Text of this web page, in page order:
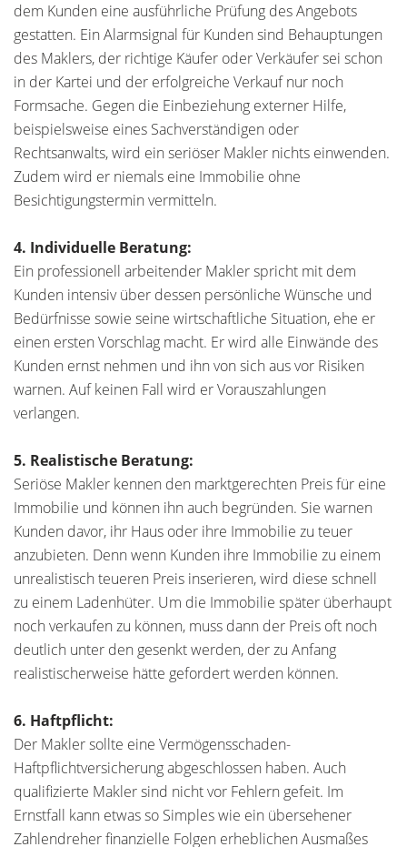
dem Kunden eine ausführliche Prüfung des Angebots
gestatten. Ein Alarmsignal für Kunden sind Behauptungen
des Maklers, der richtige Käufer oder Verkäufer sei schon
in der Kartei und der erfolgreiche Verkauf nur noch
Formsache. Gegen die Einbeziehung externer Hilfe,
beispielsweise eines Sachverständigen oder
Rechtsanwalts, wird ein seriöser Makler nichts einwenden.
Zudem wird er niemals eine Immobilie ohne
Besichtigungstermin vermitteln.
4. Individuelle Beratung:
Ein professionell arbeitender Makler spricht mit dem
Kunden intensiv über dessen persönliche Wünsche und
Bedürfnisse sowie seine wirtschaftliche Situation, ehe er
einen ersten Vorschlag macht. Er wird alle Einwände des
Kunden ernst nehmen und ihn von sich aus vor Risiken
warnen. Auf keinen Fall wird er Vorauszahlungen
verlangen.
5. Realistische Beratung:
Seriöse Makler kennen den marktgerechten Preis für eine
Immobilie und können ihn auch begründen. Sie warnen
Kunden davor, ihr Haus oder ihre Immobilie zu teuer
anzubieten. Denn wenn Kunden ihre Immobilie zu einem
unrealistisch teueren Preis inserieren, wird diese schnell
zu einem Ladenhüter. Um die Immobilie später überhaupt
noch verkaufen zu können, muss dann der Preis oft noch
deutlich unter den gesenkt werden, der zu Anfang
realistischerweise hätte gefordert werden können.
6. Haftpflicht:
Der Makler sollte eine Vermögensschaden-
Haftpflichtversicherung abgeschlossen haben. Auch
qualifizierte Makler sind nicht vor Fehlern gefeit. Im
Ernstfall kann etwas so Simples wie ein übersehener
Zahlendreher finanzielle Folgen erheblichen Ausmaßes